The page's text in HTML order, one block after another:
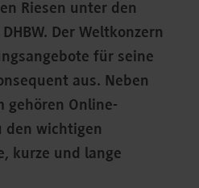
Riesen unter den
Der Weltkonzern
für seine
aus. Neben
gehören Online-
den wichtigen
kurze und lange